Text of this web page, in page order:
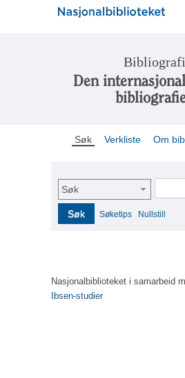
Bibliografi
Den
Søk Verkliste Om
Søk
Søk Søketips Nullstill
Nasjonalbiblioteket i samarbeid
Ibsen-studier